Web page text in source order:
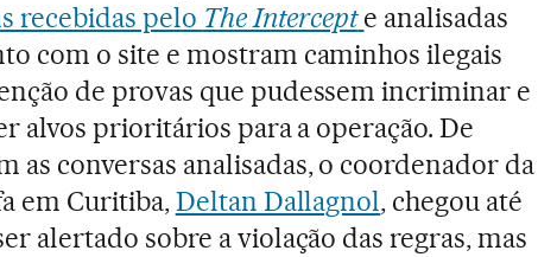
recebidas pelo The Intercepte analisadas
com o site e mostram caminhos ilegais
de provas que pudessem incriminar e
alvos prioritários para a operação. De
as conversas analisadas, o coordenador da
em Curitiba,Deltan Dallagnol, chegou até
alertado sobre a violação das regras, mas